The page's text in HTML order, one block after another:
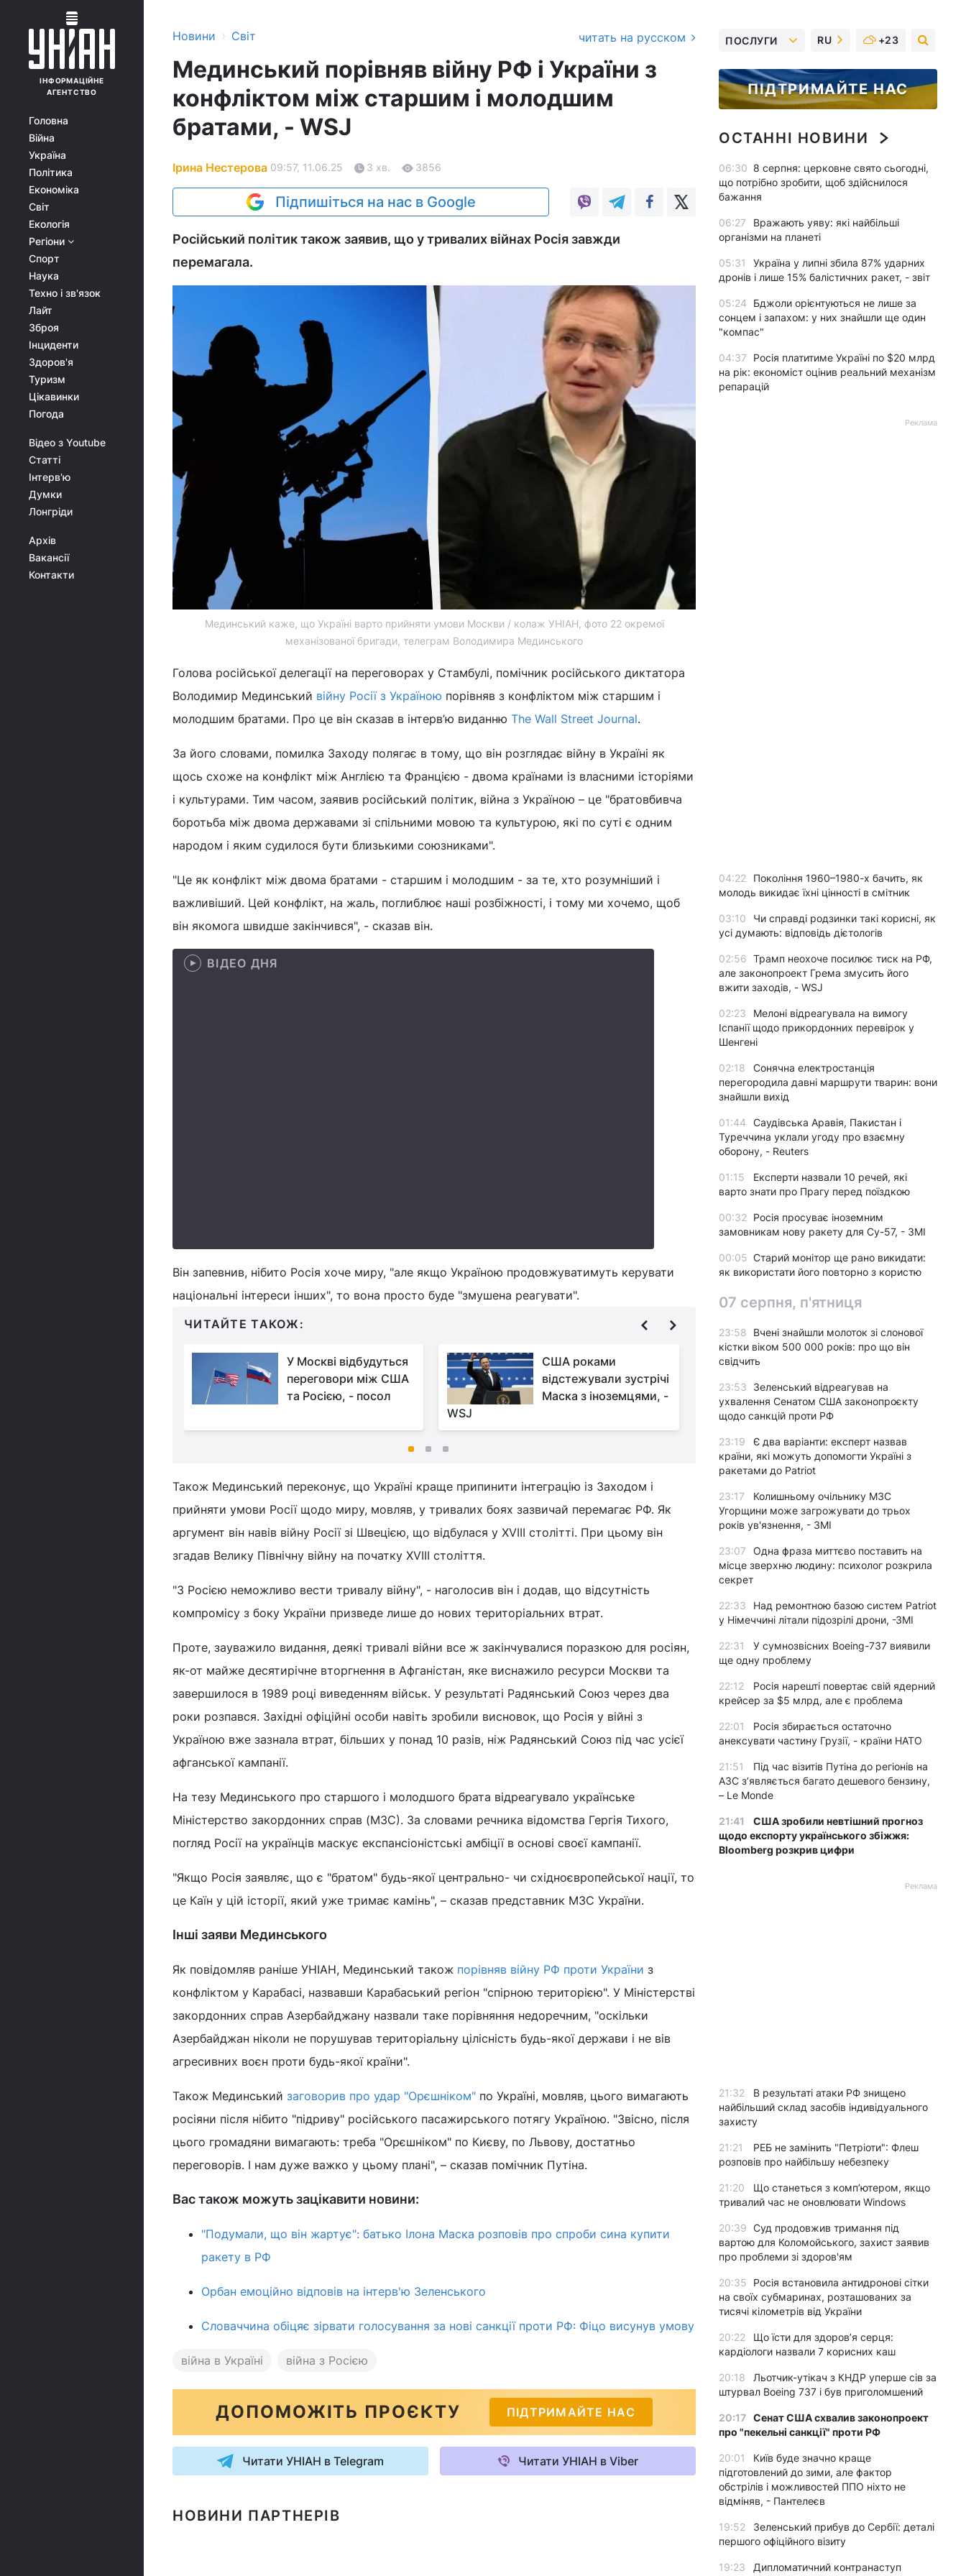
ІНФОРМАЦІЙНЕ
АГЕНТСТВО
Головна
Війна
Україна
Політика
Економіка
Світ
Екологія
Регіони
Спорт
Наука
Техно і зв'язок
Лайт
Зброя
Інциденти
Здоров'я
Туризм
Цікавинки
Погода
Відео з Youtube
Статті
Інтерв'ю
Думки
Лонгріди
Архів
Вакансії
Контакти
Новини › Світ читать на русском
Мединський порівняв війну РФ і України з
конфліктом між старшим і молодшим
братами, - WSJ
Ірина Нестерова 09:57, 11.06.25 3 хв. 3856
Підпишіться на нас в Google
Російський політик також заявив, що у тривалих війнах Росія завжди
перемагала.
Мединський каже, що Україні варто прийняти умови Москви / колаж УНІАН, фото 22 окремої
механізованої бригади, телеграм Володимира Мединського
Голова російської делегації на переговорах у Стамбулі, помічник російського диктатора
Володимир Мединський війну Росії з Україною порівняв з конфліктом між старшим і
молодшим братами. Про це він сказав в інтерв’ю виданню The Wall Street Journal.
За його словами, помилка Заходу полягає в тому, що він розглядає війну в Україні як
щось схоже на конфлікт між Англією та Францією - двома країнами із власними історіями
і культурами. Тим часом, заявив російський політик, війна з Україною – це "братовбивча
боротьба між двома державами зі спільними мовою та культурою, які по суті є одним
народом і яким судилося бути близькими союзниками".
"Це як конфлікт між двома братами - старшим і молодшим - за те, хто розумніший і
важливіший. Цей конфлікт, на жаль, поглиблює наші розбіжності, і тому ми хочемо, щоб
він якомога швидше закінчився", - сказав він.
ВІДЕО ДНЯ
Він запевнив, нібито Росія хоче миру, "але якщо Україною продовжуватимуть керувати
національні інтереси інших", то вона просто буде "змушена реагувати".
ЧИТАЙТЕ ТАКОЖ:
У Москві відбудуться
переговори між США
та Росією, - посол
США роками
відстежували зустрічі
Маска з іноземцями, -
WSJ
України, але готують
інше рішення, - Bloomberg
Також Мединський переконує, що Україні краще припинити інтеграцію із Заходом і
прийняти умови Росії щодо миру, мовляв, у тривалих боях зазвичай перемагає РФ. Як
аргумент він навів війну Росії зі Швецією, що відбулася у XVIII столітті. При цьому він
згадав Велику Північну війну на початку XVIII століття.
"З Росією неможливо вести тривалу війну", - наголосив він і додав, що відсутність
компромісу з боку України призведе лише до нових територіальних втрат.
Проте, зауважило видання, деякі тривалі війни все ж закінчувалися поразкою для росіян,
як-от майже десятирічне вторгнення в Афганістан, яке виснажило ресурси Москви та
завершилося в 1989 році виведенням військ. У результаті Радянський Союз через два
роки розпався. Західні офіційні особи навіть зробили висновок, що Росія у війні з
Україною вже зазнала втрат, більших у понад 10 разів, ніж Радянський Союз під час усієї
афганської кампанії.
На тезу Мединського про старшого і молодшого брата відреагувало українське
Міністерство закордонних справ (МЗС). За словами речника відомства Гергія Тихого,
погляд Росії на українців маскує експансіоністські амбіції в основі своєї кампанії.
"Якщо Росія заявляє, що є "братом" будь-якої центрально- чи східноєвропейської нації, то
це Каїн у цій історії, який уже тримає камінь", – сказав представник МЗС України.
Інші заяви Мединського
Як повідомляв раніше УНІАН, Мединський також порівняв війну РФ проти України з
конфліктом у Карабасі, назвавши Карабаський регіон "спірною територією". У Міністерстві
закордонних справ Азербайджану назвали таке порівняння недоречним, "оскільки
Азербайджан ніколи не порушував територіальну цілісність будь-якої держави і не вів
агресивних воєн проти будь-якої країни".
Також Мединський заговорив про удар "Орєшніком" по Україні, мовляв, цього вимагають
росіяни після нібито "підриву" російського пасажирського потягу Україною. "Звісно, після
цього громадяни вимагають: треба "Орєшніком" по Києву, по Львову, достатньо
переговорів. І нам дуже важко у цьому плані", – сказав помічник Путіна.
Вас також можуть зацікавити новини:
"Подумали, що він жартує": батько Ілона Маска розповів про спроби сина купити
ракету в РФ
Орбан емоційно відповів на інтерв'ю Зеленського
Словаччина обіцяє зірвати голосування за нові санкції проти РФ: Фіцо висунув умову
війна в Україні війна з Росією
ДОПОМОЖІТЬ ПРОЄКТУ ПІДТРИМАЙТЕ НАС
Читати УНІАН в Telegram Читати УНІАН в Viber
НОВИНИ ПАРТНЕРІВ
ПОСЛУГИ RU +23
ПІДТРИМАЙТЕ НАС
ОСТАННІ НОВИНИ
06:30 8 серпня: церковне свято сьогодні,
що потрібно зробити, щоб здійснилося
бажання
06:27
Вражають уяву: які найбільші
організми на планеті
05:31
Україна у липні збила 87% ударних
дронів і лише 15% балістичних ракет, - звіт
05:24
Бджоли орієнтуються не лише за
сонцем і запахом: у них знайшли ще один
"компас"
04:37
Росія платитиме Україні по $20 млрд
на рік: економіст оцінив реальний механізм
репарацій
Реклама
04:22
Покоління 1960–1980-х бачить, як
молодь викидає їхні цінності в смітник
03:10
Чи справді родзинки такі корисні, як
усі думають: відповідь дієтологів
02:56 Трамп неохоче посилює тиск на РФ,
але законопроект Грема змусить його
вжити заходів, - WSJ
02:23
Мелоні відреагувала на вимогу
Іспанії щодо прикордонних перевірок у
Шенгені
02:18
Сонячна електростанція
перегородила давні маршрути тварин: вони
знайшли вихід
01:44
Саудівська Аравія, Пакистан і
Туреччина уклали угоду про взаємну
оборону, - Reuters
01:15
Експерти назвали 10 речей, які
варто знати про Прагу перед поїздкою
00:32
Росія просуває іноземним
замовникам нову ракету для Су-57, - ЗМІ
00:05 Старий монітор ще рано викидати:
як використати його повторно з користю
07 серпня, п'ятниця
23:58
Вчені знайшли молоток зі слонової
кістки віком 500 000 років: про що він
свідчить
23:53
Зеленський відреагував на
ухвалення Сенатом США законопроєкту
щодо санкцій проти РФ
23:19
Є два варіанти: експерт назвав
країни, які можуть допомогти Україні з
ракетами до Patriot
23:17
Колишньому очільнику МЗС
Угорщини може загрожувати до трьох
років ув'язнення, - ЗМІ
23:07
Одна фраза миттєво поставить на
місце зверхню людину: психолог розкрила
секрет
22:33
Над ремонтною базою систем Patriot
у Німеччині літали підозрілі дрони, -ЗМІ
22:31
У сумнозвісних Boeing-737 виявили
ще одну проблему
22:12
Росія нарешті повертає свій ядерний
крейсер за $5 млрд, але є проблема
22:01
Росія збирається остаточно
анексувати частину Грузії, - країни НАТО
21:51
Під час візитів Путіна до регіонів на
АЗС з’являється багато дешевого бензину,
– Le Monde
21:41
США зробили невтішний прогноз
щодо експорту українського збіжжя:
Bloomberg розкрив цифри
Реклама
21:32
В результаті атаки РФ знищено
найбільший склад засобів індивідуального
захисту
21:21
РЕБ не замінить "Петріоти": Флеш
розповів про найбільшу небезпеку
21:20
Що станеться з комп’ютером, якщо
тривалий час не оновлювати Windows
20:39 Суд продовжив тримання під
вартою для Коломойського, захист заявив
про проблеми зі здоров'ям
20:35
Росія встановила антидронові сітки
на своїх субмаринах, розташованих за
тисячі кілометрів від України
20:22
Що їсти для здоров’я серця:
кардіологи назвали 7 корисних каш
20:18
Льотчик-утікач з КНДР уперше сів за
штурвал Boeing 737 і був приголомшений
20:17 Сенат США схвалив законопроект
про "пекельні санкції" проти РФ
20:01
Київ буде значно краще
підготовлений до зими, але фактор
обстрілів і можливостей ППО ніхто не
відміняв, - Пантелеєв
19:52
Зеленський прибув до Сербії: деталі
першого офіційного візиту
19:23
Дипломатичний контранаступ